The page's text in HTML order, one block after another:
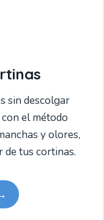
sin descolgar
el método
y olores,
de tus cortinas.